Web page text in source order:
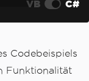
=
n
VB C#
Codebeispiels
Funktionalität